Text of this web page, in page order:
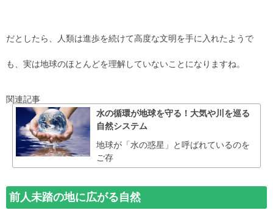
だとしたら、人類は進歩を続けて高度な文明を手に入れたようで
も、実は地球のほとんどを理解していないことになりますね。
関連記事
水の循環が地球を守る！大気や川を巡る
自然システム
地球が「水の惑星」と呼ばれているのを
ご存
前人未踏の地に広がる自然